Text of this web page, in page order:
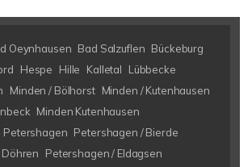
Oeynhausen Bad Salzuflen Bückeburg
Hespe Hille Kalletal
Lübbecke
Minden / Bölhorst Minden / Kutenhausen
Minden Kutenhausen
Petershagen Petershagen / Bierde
Petershagen / Eldagsen